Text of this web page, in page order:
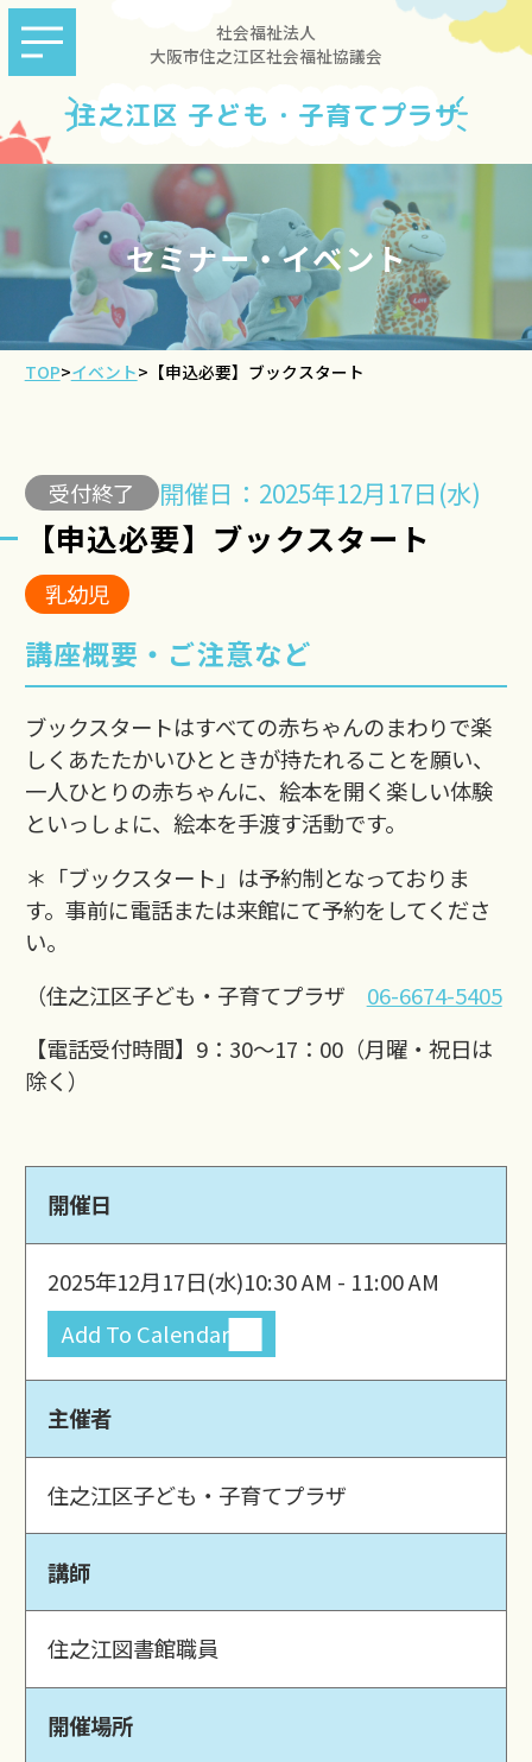
社会福祉法人
大阪市住之江区社会福祉協議会
住之江区 子ども・子育てプラザ
セミナー・イベント
TOP>イベント> 【申込必要】ブックスタート
受付終了 開催日：2025年12月17日(水)
【申込必要】ブックスタート
乳幼児
講座概要・ご注意など
ブックスタートはすべての赤ちゃんのまわりで楽
しくあたたかいひとときが持たれることを願い、
一人ひとりの赤ちゃんに、絵本を開く楽しい体験
といっしょに、絵本を手渡す活動です。
＊「ブックスタート」は予約制となっておりま
す。事前に電話または来館にて予約をしてくださ
い。
（住之江区子ども・子育てプラザ 06-6674-5405
【電話受付時間】9：30～17：00（月曜・祝日は
除く）
開催日
2025年12月17日(水)10:30 AM - 11:00 AM
Add To Calendar
主催者
住之江区子ども・子育てプラザ
講師
住之江図書館職員
開催場所